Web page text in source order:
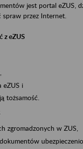
jest portal eZUS,
spraw przez Internet.
z eZUS
eZUS i
tożsamość.
zgromadzonych w ZUS,